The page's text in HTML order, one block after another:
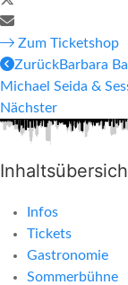
Zum Ticketshop
ZurückBarbara
Michael Seida &
Nächster
Infos
Tickets
Gastronomie
Sommerbühne